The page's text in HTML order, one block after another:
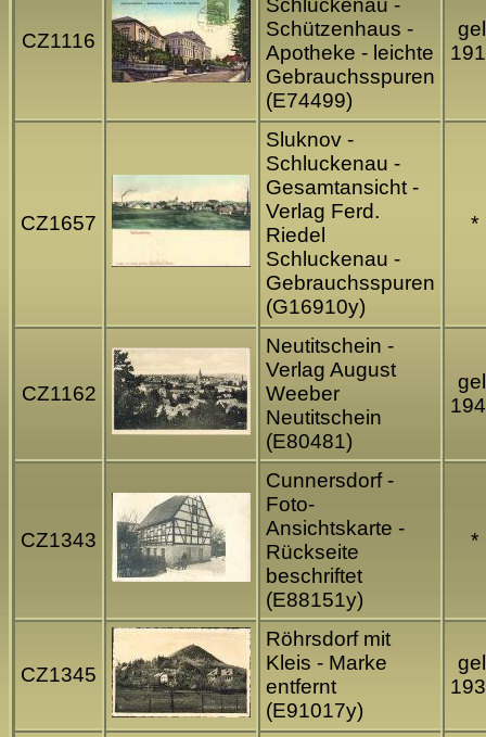
CZ1116
Schluckenau -
Schützenhaus -
Apotheke - leichte
Gebrauchsspuren
(E74499)
CZ1657
Sluknov -
Schluckenau -
Gesamtansicht -
Verlag Ferd.
Riedel
Schluckenau -
Gebrauchsspuren
(G16910y)
*
CZ1162
Neutitschein -
Verlag August
Weeber
Neutitschein
(E80481)
CZ1343
Cunnersdorf -
Foto-
Ansichtskarte -
Rückseite
beschriftet
(E88151y)
*
CZ1345
Röhrsdorf mit
Kleis - Marke
entfernt
(E91017y)